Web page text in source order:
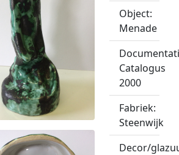
Object:
Menade
Catalogus
2000
Fabriek:
Steenwijk
Decor/